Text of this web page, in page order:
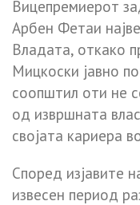
Вицепремиерот
Арбен Фетаи
Владата, откако
Мицкоски јавно
соопштил оти не
од извршната
својата кариера
Според изјавите
извесен период